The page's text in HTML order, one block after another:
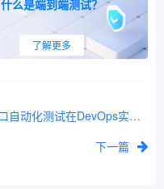
什么是端到端测试？
了解更多
接口自动化测试在DevOps实践中的落地方法
下一篇